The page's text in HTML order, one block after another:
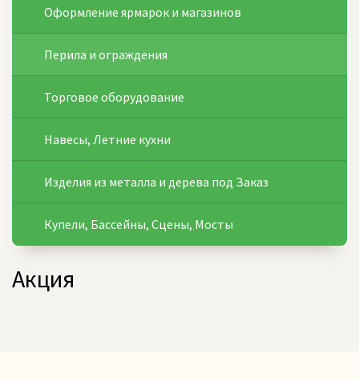
Оформление ярмарок и магазинов
Перила и ограждения
Торговое оборудование
Навесы, Летние кухни
Изделия из металла и дерева под Заказ
Купели, Бассейны, Сцены, Мосты
Акция